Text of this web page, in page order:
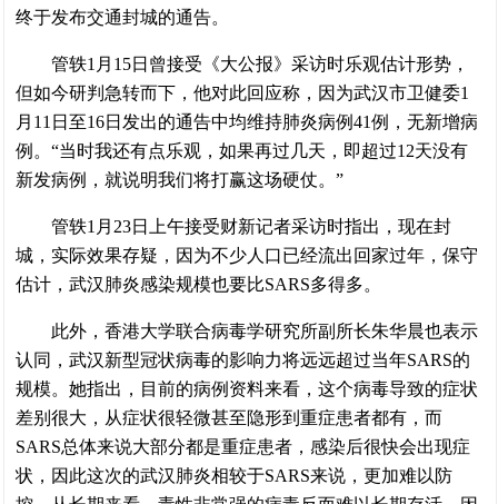
终于发布交通封城的通告。
管轶1月15日曾接受《大公报》采访时乐观估计形势，
但如今研判急转而下，他对此回应称，因为武汉市卫健委1
月11日至16日发出的通告中均维持肺炎病例41例，无新增病
例。“当时我还有点乐观，如果再过几天，即超过12天没有
新发病例，就说明我们将打赢这场硬仗。”
管轶1月23日上午接受财新记者采访时指出，现在封
城，实际效果存疑，因为不少人口已经流出回家过年，保守
估计，武汉肺炎感染规模也要比SARS多得多。
此外，香港大学联合病毒学研究所副所长朱华晨也表示
认同，武汉新型冠状病毒的影响力将远远超过当年SARS的
规模。她指出，目前的病例资料来看，这个病毒导致的症状
差别很大，从症状很轻微甚至隐形到重症患者都有，而
SARS总体来说大部分都是重症患者，感染后很快会出现症
状，因此这次的武汉肺炎相较于SARS来说，更加难以防